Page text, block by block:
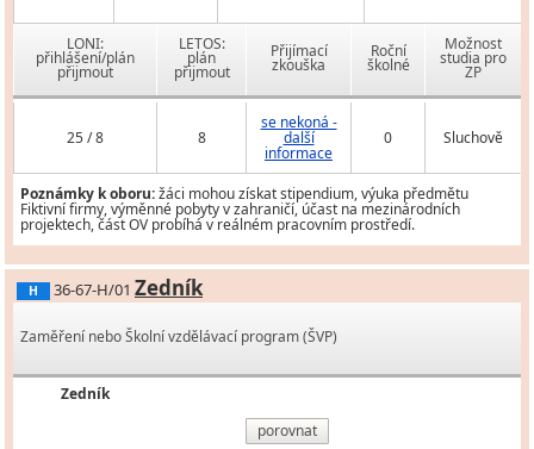
LONI:
přihlášení/plán
přijmout
LETOS:
plán
přijmout
Přijímací
zkouška
Roční
školné
Možnost
studia pro
ZP
25 / 8 8
se nekoná -
další
informace
0 Sluchově
Poznámky k oboru:žáci mohou získat stipendium, výuka předmětu
Fiktivní firmy, výměnné pobyty v zahraničí, účast na mezinárodních
projektech, část OV probíhá v reálném pracovním prostředí.
H 36-67-H/01 Zedník
Zaměření nebo Školní vzdělávací program (ŠVP)
Zedník
porovnat